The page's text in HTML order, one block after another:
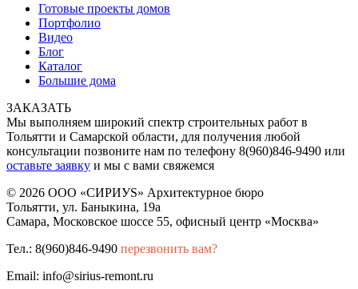
Готовые проекты домов
Портфолио
Видео
Блог
Каталог
Большие дома
ЗАКАЗАТЬ
Мы выполняем широкий спектр строительных работ в
Тольятти и Самарской области, для получения любой
консультации позвоните нам по телефону 8(960)846-9490 или
оставьте заявку и мы с вами свяжемся
© 2026 ООО «СИРИУS» Архитектурное бюро
Тольятти, ул. Баныкина, 19а
Самара, Московское шоссе 55, офисный центр «Москва»
Тел.: 8(960)846-9490 перезвонить вам?
Email: info@sirius-remont.ru